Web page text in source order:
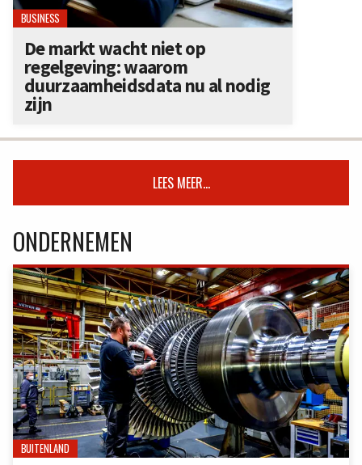
BUSINESS
De markt wacht niet op
regelgeving: waarom
duurzaamheidsdata nu al nodig
zijn
LEES MEER...
ONDERNEMEN
BUITENLAND